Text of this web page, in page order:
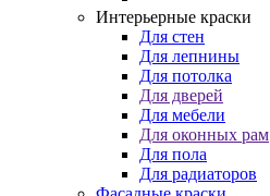
Интерьерные краски
Для стен
Для лепнины
Для потолка
Для дверей
Для мебели
Для оконных рам
Для пола
Для радиаторов